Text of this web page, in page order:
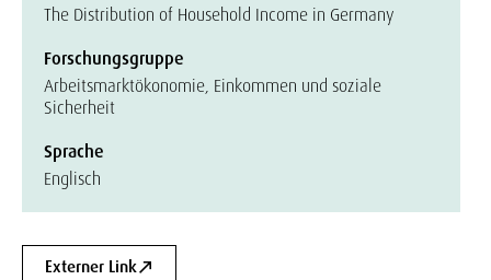
The Distribution of Household Income in Germany
Forschungsgruppe
Arbeitsmarktökonomie, Einkommen und soziale
Sicherheit
Sprache
Englisch
Externer Link